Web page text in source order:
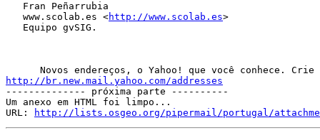
   Fran Peñarrubia
   www.scolab.es <
http://www.scolab.es>
   Equipo gvSIG.
http://br.new.mail.yahoo.com/addresses
-------------- próxima parte ----------
Um anexo em HTML foi limpo...
URL:
http://lists.osgeo.org/pipermail/portugal/